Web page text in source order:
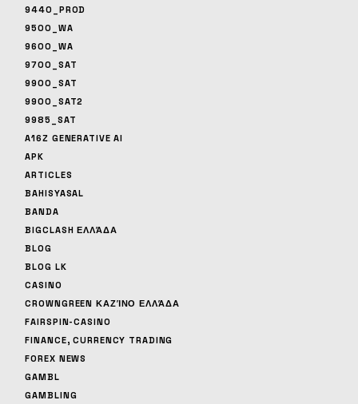
9440_PROD
9500_WA
9600_WA
9700_SAT
9900_SAT
9900_SAT2
9985_SAT
A16Z GENERATIVE AI
APK
ARTICLES
BAHISYASAL
BANDA
BIGCLASH ΕΛΛΆΔΑ
BLOG
BLOG LK
CASINO
CROWNGREEN ΚΑΖΊΝΟ ΕΛΛΆΔΑ
FAIRSPIN-CASINO
FINANCE, CURRENCY TRADING
FOREX NEWS
GAMBL
GAMBLING